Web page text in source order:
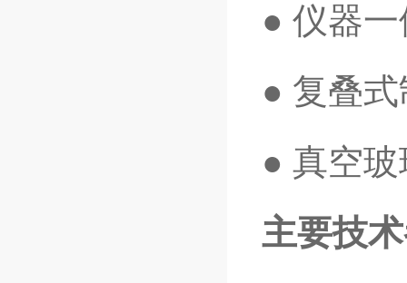
● 仪器
● 复叠
● 真空
主要技